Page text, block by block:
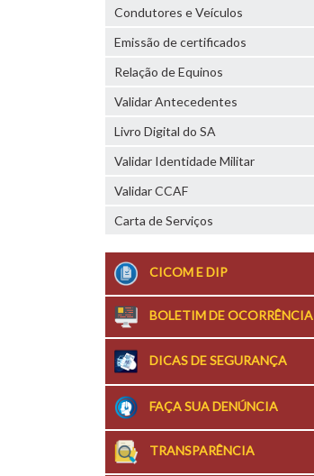
Condutores e Veículos
Emissão de certificados
Relação de Equinos
Validar Antecedentes
Livro Digital do SA
Validar Identidade Militar
Validar CCAF
Carta de Serviços
CICOM E DIP
BOLETIM DE OCORRÊNCIA
DICAS DE SEGURANÇA
FAÇA SUA DENÚNCIA
TRANSPARÊNCIA